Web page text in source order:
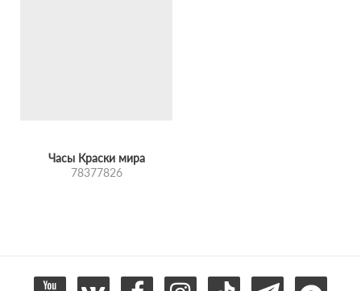
Часы Краски мира
78377826